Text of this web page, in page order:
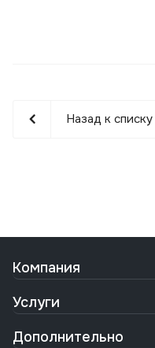
Назад к списку
Компания
Услуги
Дополнительно